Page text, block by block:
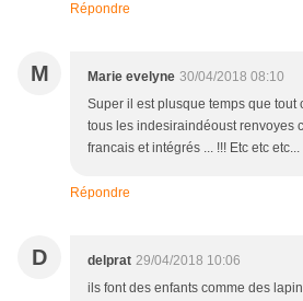
Répondre
M Marie evelyne 30/04/2018 08:10
Super il est plusque temps que tout
tous les indesiraindéoust renvoyes
francais et intégrés ... !!! Etc etc etc...
Répondre
D delprat 29/04/2018 10:06
ils font des enfants comme des